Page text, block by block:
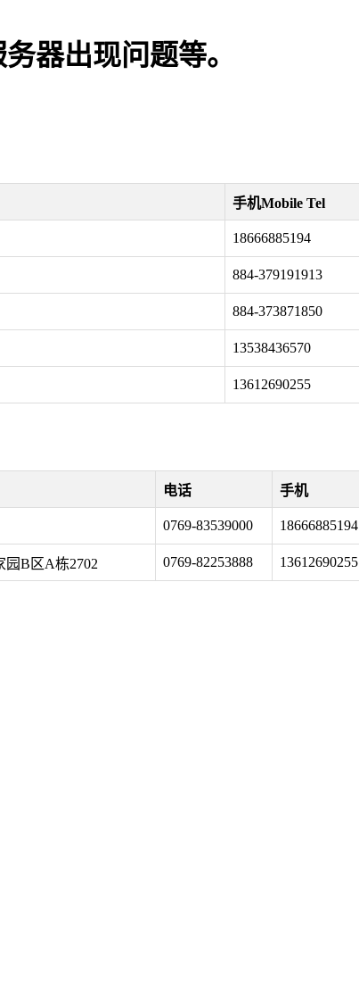
器出现问题等。
手机Mobile Tel
18666885194
884-379191913
884-373871850
13538436570
13612690255
电话 手机
0769-83539000 18666885194
园B区A栋2702 0769-82253888 13612690255